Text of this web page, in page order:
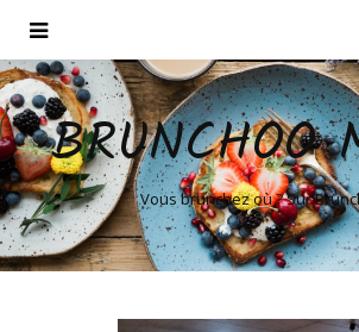
BRUNCHOO
Vous brunchez où ? Sur